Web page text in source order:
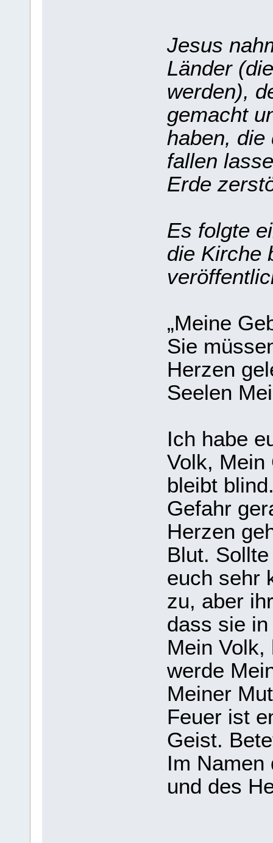
Jesus
Länder
werden),
gemacht
haben, die
fallen
Erde
Es folgte
die Kirche
„Meine
Sie
Herzen
Seelen
Ich habe
Volk, Mein
bleibt
Gefahr
Herzen
Blut.
euch sehr
zu, aber
dass sie
Mein
werde
Meiner
Feuer ist
Geist.
Im Namen
und des